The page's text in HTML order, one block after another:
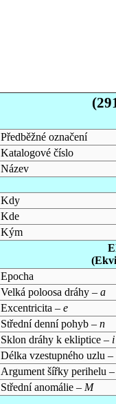
Předběžné označení
Katalogové číslo
Název
Kdy
Kde
Kým
Epocha
Velká poloosa dráhy – a
Excentricita – e
Střední denní pohyb – n
Sklon dráhy k ekliptice – i
Délka vzestupného uzlu –
Argument šířky perihelu
Střední anomálie – M